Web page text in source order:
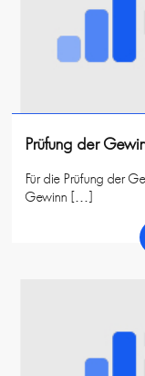
Prüfung der
Für die Prüfung der
Gewinn […]